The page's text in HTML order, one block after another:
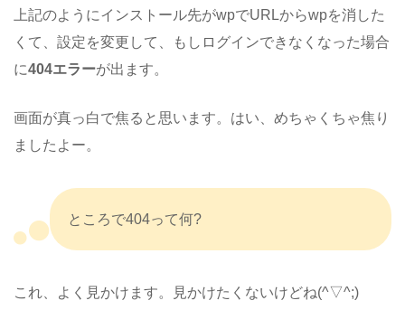
上記のようにインストール先がwpでURLからwpを消した
くて、設定を変更して、もしログインできなくなった場合
に404エラーが出ます。
画面が真っ白で焦ると思います。はい、めちゃくちゃ焦り
ましたよー。
ところで404って何?
これ、よく見かけます。見かけたくないけどね(^▽^;)